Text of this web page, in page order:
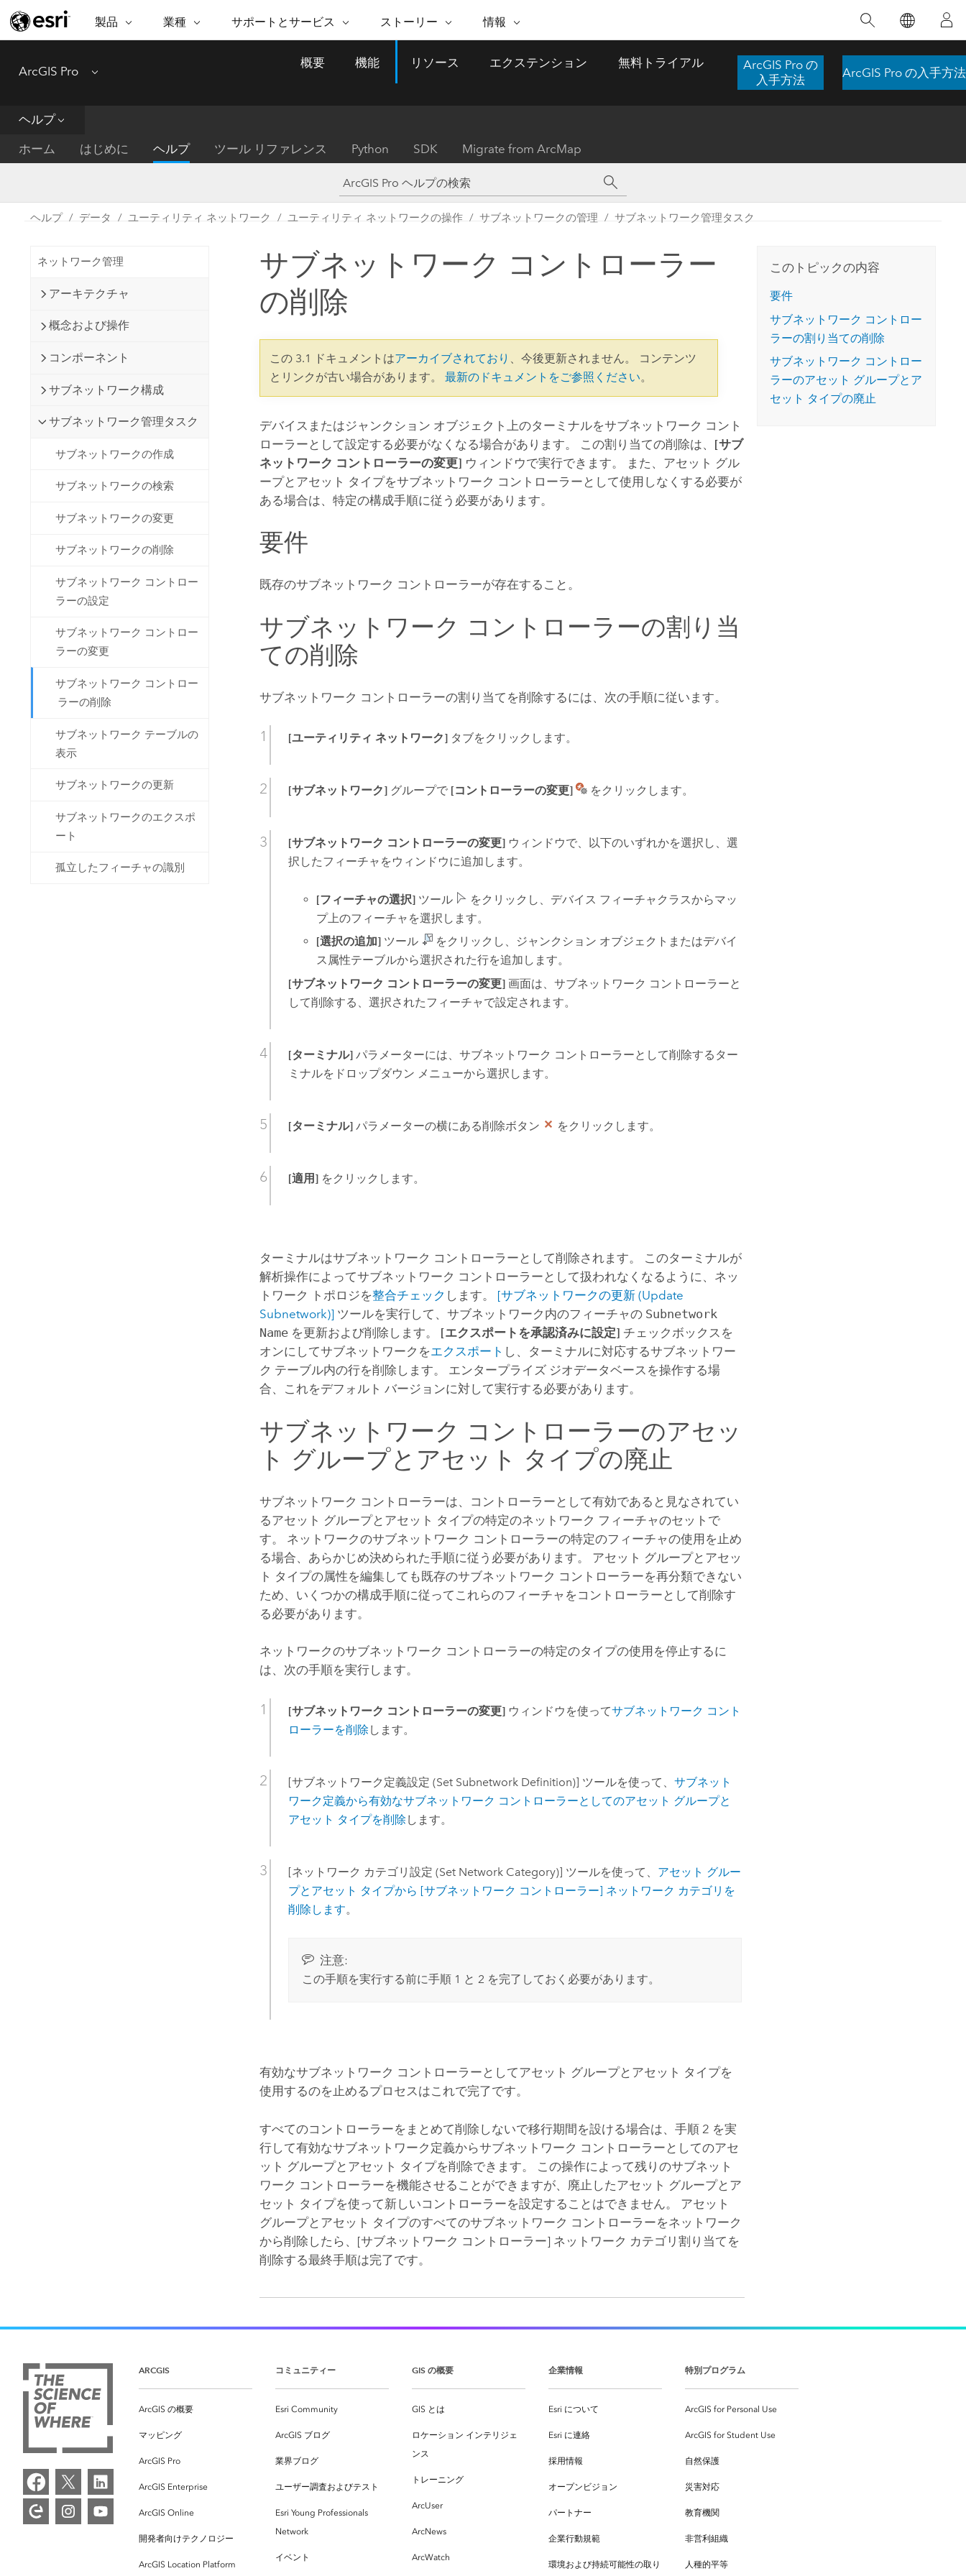
製品
ARCGIS
ArcGIS Online
完全な SaaS マッピング プラット
ArcGIS Enterprise
テム
開発者向けテクノロジー
ケーションの構築
すべてのプロダクト
機能
位置情報を分析に活用
空間データの統合、編集、共有
Esri ストア
Esri の ArcGIS 製品
Esri 製品、パートナー製品、開発
ArcGIS Pro は、Esri の世界をリードする
られています。 技術がどのようなものかを
ブ マップを試したり、製品の機能を調べた
ArcGIS Pro の詳細
業種
業種
自然保護
公共エネルギー
地方自治体
持続可能な開発
電気通信
交通機関
注目のイニシアティブ
インフラストラクチャ管理
GIS を活用して、最新の強靱で持続可能な未
ロジェクトが周囲の環境とどのように関連
しているかをリーダーが理解するのに役立
サポートとサービス
サポートとサービス セルフサービス
ArcGIS ブログ
ドキュメント
My Esri
せる
するために使用される空間統計技術を探索
コースを探索
ストーリー
ESRI ストーリー
Esri ブログ
実世界のグローバルな GIS
技術革新
Esri と The Science of Where
ー リーダーの声
ArcNews
業界ニュースと ArcGIS 更
2024 年にブラジルで発生した歴史的な洪水
リケーションを構築し、重要な救助活動を
情報
ESRI について
パートナー
採用情報
メディアおよびアナリスト関
イノベーションへの取り
組み
ーメーション
注目
ArcGIS Pro Menu
概要 機能 リソース エクステンション 無料トライアル
ArcGIS Pro の
入手方法
ArcGIS Pro の入手方法
ヘルプ
ホーム はじめに ヘルプ ツール リファレンス Python SDK Migrate from ArcMap
ヘルプ データ ユーティリティ ネットワーク ユーティリティ ネットワークの操作 サブネットワークの管理 サブネットワーク管理タスク
ネットワーク管理
アーキテクチャ
概念および操作
コンポーネント
サブネットワーク構成
サブネットワーク管理タスク
サブネットワークの作成
サブネットワークの検索
サブネットワークの変更
サブネットワークの削除
サブネットワーク コントロー
ラーの設定
サブネットワーク コントロー
ラーの変更
サブネットワーク コントロー
ラーの削除
サブネットワーク テーブルの
表示
サブネットワークの更新
サブネットワークのエクスポ
ート
孤立したフィーチャの識別
サブネットワーク コントローラー
の削除
この 3.1 ドキュメントはアーカイブされており 、今後更新されません。 コンテンツ
とリンクが古い場合があります。最新のドキュメントをご参照ください。
デバイスまたはジャンクション オブジェクト上のターミナルをサブネットワーク コント
ローラーとして設定する必要がなくなる場合があります。 この割り当ての削除は、 [サブ
ネットワーク コントローラーの変更] ウィンドウで実行できます。 また、アセット グル
ープとアセット タイプをサブネットワーク コントローラーとして使用しなくする必要が
ある場合は、特定の構成手順に従う必要があります。
要件
既存のサブネットワーク コントローラーが存在すること。
サブネットワーク コントローラーの割り当
ての削除
サブネットワーク コントローラーの割り当てを削除するには、次の手順に従います。
[ユーティリティ ネットワーク] タブをクリックします。
[サブネットワーク] グループで [コントローラーの変更] をクリックします。
[サブネットワーク コントローラーの変更] ウィンドウで、以下のいずれかを選択し、選
択したフィーチャをウィンドウに追加します。
[フィーチャの選択]ツール
をクリックし、デバイス フィーチャクラスからマッ
プ上のフィーチャを選択します。
[選択の追加]ツール
をクリックし、ジャンクション オブジェクトまたはデバイ
ス属性テーブルから選択された行を追加します。
[サブネットワーク コントローラーの変更] 画面は、サブネットワーク コントローラーと
して削除する、選択されたフィーチャで設定されます。
[ターミナル] パラメーターには、サブネットワーク コントローラーとして削除するター
ミナルをドロップダウン メニューから選択します。
[ターミナル] パラメーターの横にある削除ボタン をクリックします。
[適用] をクリックします。
ターミナルはサブネットワーク コントローラーとして削除されます。 このターミナルが
解析操作によってサブネットワーク コントローラーとして扱われなくなるように、ネッ
トワーク トポロジを整合チェック します。 [サブネットワークの更新 (Update
Subnetwork)] ツールを実行して、サブネットワーク内のフィーチャの Subnetwork
Name を更新および削除します。 [エクスポートを承認済みに設定] チェックボックスを
オンにしてサブネットワークをエクスポート し、ターミナルに対応するサブネットワー
ク テーブル内の行を削除します。 エンタープライズ ジオデータベースを操作する場
合、これをデフォルト バージョンに対して実行する必要があります。
サブネットワーク コントローラーのアセッ
ト グループとアセット タイプの廃止
サブネットワーク コントローラーは、コントローラーとして有効であると見なされてい
るアセット グループとアセット タイプの特定のネットワーク フィーチャのセットで
す。 ネットワークのサブネットワーク コントローラーの特定のフィーチャの使用を止め
る場合、あらかじめ決められた手順に従う必要があります。 アセット グループとアセッ
ト タイプの属性を編集しても既存のサブネットワーク コントローラーを再分類できない
ため、いくつかの構成手順に従ってこれらのフィーチャをコントローラーとして削除す
る必要があります。
ネットワークのサブネットワーク コントローラーの特定のタイプの使用を停止するに
は、次の手順を実行します。
[サブネットワーク コントローラーの変更] ウィンドウを使ってサブネットワーク コント
ローラーを削除 します。
[サブネットワーク定義設定 (Set Subnetwork Definition)] ツールを使って、サブネット
ワーク定義から有効なサブネットワーク コントローラーとしてのアセット グループと
アセット タイプを削除 します。
[ネットワーク カテゴリ設定 (Set Network Category)] ツールを使って、 アセット グルー
プとアセット タイプから [サブネットワーク コントローラー] ネットワーク カテゴリを
削除します。
注意:
この手順を実行する前に手順 1 と 2 を完了しておく必要があります。
有効なサブネットワーク コントローラーとしてアセット グループとアセット タイプを
使用するのを止めるプロセスはこれで完了です。
すべてのコントローラーをまとめて削除しないで移行期間を設ける場合は、手順 2 を実
行して有効なサブネットワーク定義からサブネットワーク コントローラーとしてのアセ
ット グループとアセット タイプを削除できます。 この操作によって残りのサブネット
ワーク コントローラーを機能させることができますが、廃止したアセット グループとア
セット タイプを使って新しいコントローラーを設定することはできません。 アセット
グループとアセット タイプのすべてのサブネットワーク コントローラーをネットワーク
から削除したら、[サブネットワーク コントローラー] ネットワーク カテゴリ割り当てを
削除する最終手順は完了です。
このトピックの内容
要件
サブネットワーク コントロー
ラーの割り当ての削除
サブネットワーク コントロー
ラーのアセット グループとア
セット タイプの廃止
ARCGIS
ArcGIS の概要
マッピング
ArcGIS Pro
ArcGIS Enterprise
ArcGIS Online
開発者向けテクノロジー
ArcGIS Location Platform
コミュニティー
Esri Community
ArcGIS ブログ
業界ブログ
ユーザー調査およびテスト
Esri Young Professionals
Network
イベント
GIS の概要
GIS とは
ロケーション インテリジェ
ンス
トレーニング
ArcUser
ArcNews
ArcWatch
企業情報
Esri について
Esri に連絡
採用情報
オープンビジョン
パートナー
企業行動規範
環境および持続可能性の取り
特別プログラム
ArcGIS for Personal Use
ArcGIS for Student Use
自然保護
災害対応
教育機関
非営利組織
人種的平等